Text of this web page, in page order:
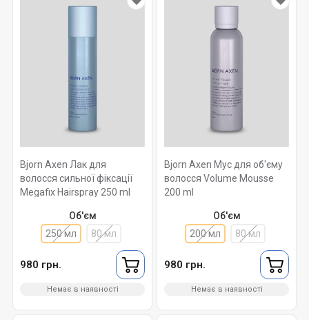
Bjorn Axen Лак для
волосся сильної фіксації
Megafix Hairspray 250 ml
Об'єм
250 мл
80 мл
980 грн.
Немає в наявності
Bjorn Axen Мус для об'єму
волосся Volume Mousse
200 ml
Об'єм
200 мл
80 мл
980 грн.
Немає в наявності